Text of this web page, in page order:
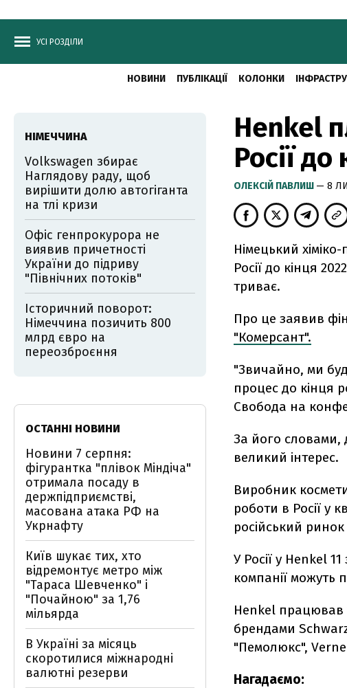
УСІ РОЗДІЛИ
НОВИНИ ПУБЛІКАЦІЇ КОЛОНКИ
Henkel
Росії
ОЛЕКСІЙ ПАВЛИШ — 8
Німецький
Росії до кінця
триває.
Про це заявив
"Комерсант".
"Звичайно, ми
процес до кінця
Свобода на
За його словами,
великий інтерес.
Виробник
роботи в Росії у
російський
У Росії у Henkel
компанії можуть
Henkel працював
брендами
"Пемолюкс",
Нагадаємо:
НІМЕЧЧИНА
Volkswagen збирає
Наглядову раду, щоб
вирішити долю автогіганта
на тлі кризи
Офіс генпрокурора не
виявив причетності
України до підриву
"Північних потоків"
Історичний поворот:
Німеччина позичить 800
млрд євро на
переозброєння
ОСТАННІ НОВИНИ
Новини 7 серпня:
фігурантка "плівок Міндіча"
отримала посаду в
держпідприємстві,
масована атака РФ на
Укрнафту
Київ шукає тих, хто
відремонтує метро між
"Тараса Шевченко" і
"Почайною" за 1,76
мільярда
В Україні за місяць
скоротилися міжнародні
валютні резерви